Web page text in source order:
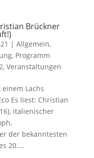
Brückner
| Allgemein,
, Programm
, Veranstaltungen
Lachs
Es liest: Christian
italienischer
der bekanntesten
20....